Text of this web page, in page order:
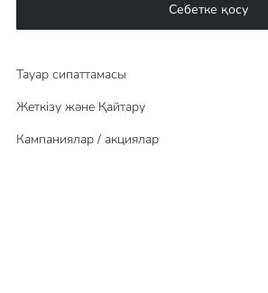
Себетке қосу
Тауар сипаттамасы​​​​​
Жеткізу және Қайтару
Кампаниялар / акциялар